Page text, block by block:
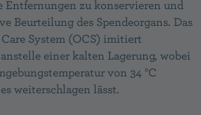
Entfernungen zu konservieren und
Beurteilung des Spendeorgans. Das
System (OCS) imitiert
einer kalten Lagerung, wobei
von 34 °C
weiterschlagen lässt.